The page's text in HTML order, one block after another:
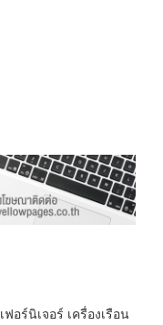
อร์นิเจอร์ เครื่องเรือน